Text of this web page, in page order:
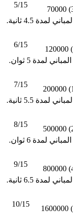
5/15
70000
منيع: يعكس الضرر عن كل المصادر باستثناء المباني لمدة 4.5 ثانية.
6/15
120000
منيع: يعكس الضرر عن كل المصادر باستثناء المباني لمدة 5 ثوان.
7/15
200000
منيع: يعكس الضرر عن كل المصادر باستثناء المباني لمدة 5.5 ثانية.
8/15
500000
منيع: يعكس الضرر عن كل المصادر باستثناء المباني لمدة 6 ثوان.
9/15
800000
منيع: يعكس الضرر عن كل المصادر باستثناء المباني لمدة 6.5 ثانية.
10/15
1600000